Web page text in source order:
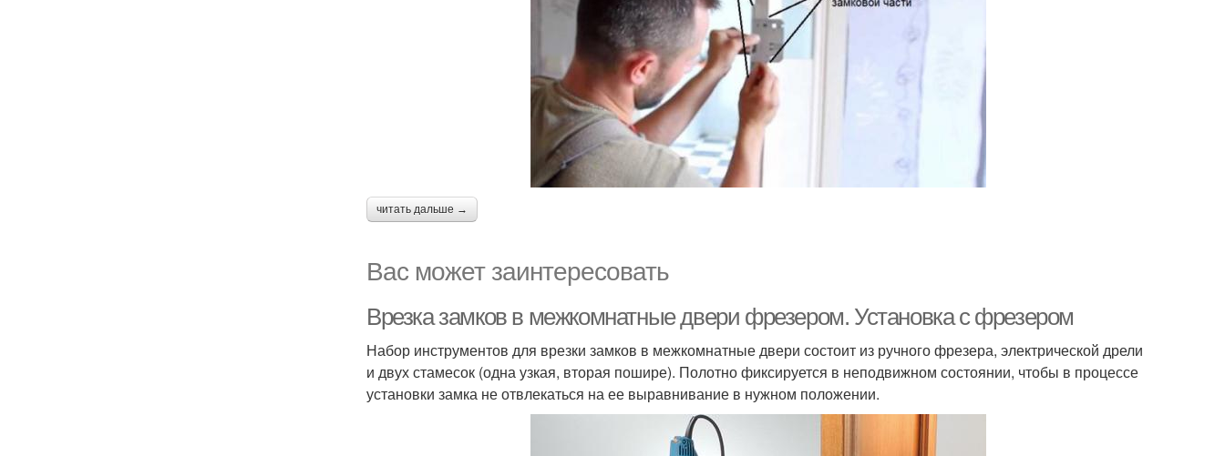
читать дальше →
Вас может заинтересовать
Врезка замков в межкомнатные двери фрезером. Установка с фрезером
Набор инструментов для врезки замков в межкомнатные двери состоит из ручного фрезера, электрической дрели
и двух стамесок (одна узкая, вторая пошире). Полотно фиксируется в неподвижном состоянии, чтобы в процессе
установки замка не отвлекаться на ее выравнивание в нужном положении.